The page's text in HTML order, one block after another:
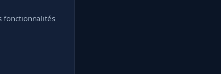
fonctionnalités